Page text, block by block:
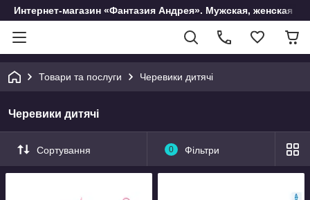
Интернет-магазин «Фантазия Андрея». Мужская, женская и
Товари та послуги Черевики дитячі
Черевики дитячі
Сортування 0 Фільтри